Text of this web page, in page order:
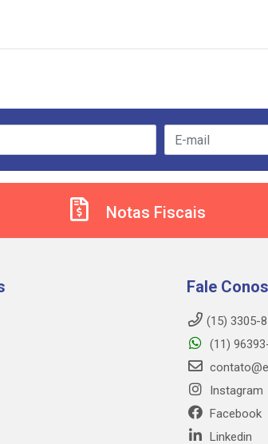
Notas Fiscais
Fale
(15) 3305-
(11)
Instagram
Facebook
Linkedin